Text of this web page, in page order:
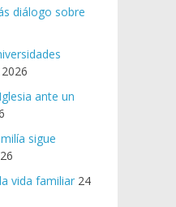
diálogo sobre
ante un
sigue
vida familiar 24